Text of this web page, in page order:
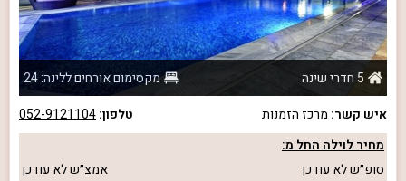
5 חדרי שינה
מקסימום אורחים ללינה: 24
איש קשר: מרכז הזמנות טלפון:052-9121104
מחיר לוילה החל מ:
סופ״שלא עודכן אמצ״שלא עודכן